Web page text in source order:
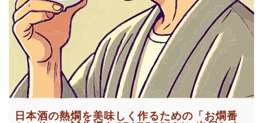
日本酒の熱燗を美味しく作るための「お燗番